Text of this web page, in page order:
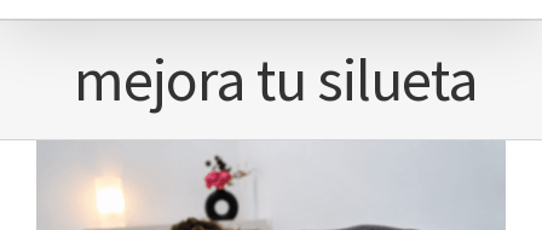
mejora tu silueta